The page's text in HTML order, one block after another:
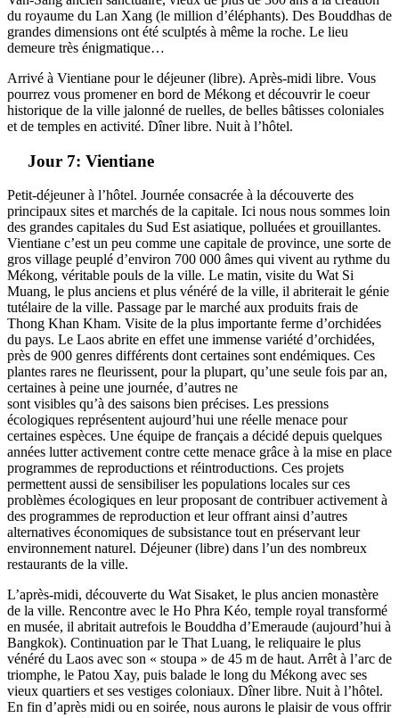
du royaume du Lan Xang (le million d’éléphants). Des Bouddhas de
grandes dimensions ont été sculptés à même la roche. Le lieu
demeure très énigmatique…
Arrivé à Vientiane pour le déjeuner (libre). Après-midi libre. Vous
pourrez vous promener en bord de Mékong et découvrir le coeur
historique de la ville jalonné de ruelles, de belles bâtisses coloniales
et de temples en activité. Dîner libre. Nuit à l’hôtel.
Jour 7: Vientiane
Petit-déjeuner à l’hôtel. Journée consacrée à la découverte des
principaux sites et marchés de la capitale. Ici nous nous sommes loin
des grandes capitales du Sud Est asiatique, polluées et grouillantes.
Vientiane c’est un peu comme une capitale de province, une sorte de
gros village peuplé d’environ 700 000 âmes qui vivent au rythme du
Mékong, véritable pouls de la ville. Le matin, visite du Wat Si
Muang, le plus anciens et plus vénéré de la ville, il abriterait le génie
tutélaire de la ville. Passage par le marché aux produits frais de
Thong Khan Kham. Visite de la plus importante ferme d’orchidées
du pays. Le Laos abrite en effet une immense variété d’orchidées,
près de 900 genres différents dont certaines sont endémiques. Ces
plantes rares ne fleurissent, pour la plupart, qu’une seule fois par an,
certaines à peine une journée, d’autres ne
sont visibles qu’à des saisons bien précises. Les pressions
écologiques représentent aujourd’hui une réelle menace pour
certaines espèces. Une équipe de français a décidé depuis quelques
années lutter activement contre cette menace grâce à la mise en place
programmes de reproductions et réintroductions. Ces projets
permettent aussi de sensibiliser les populations locales sur ces
problèmes écologiques en leur proposant de contribuer activement à
des programmes de reproduction et leur offrant ainsi d’autres
alternatives économiques de subsistance tout en préservant leur
environnement naturel. Déjeuner (libre) dans l’un des nombreux
restaurants de la ville.
L’après-midi, découverte du Wat Sisaket, le plus ancien monastère
de la ville. Rencontre avec le Ho Phra Kéo, temple royal transformé
en musée, il abritait autrefois le Bouddha d’Emeraude (aujourd’hui à
Bangkok). Continuation par le That Luang, le reliquaire le plus
vénéré du Laos avec son « stoupa » de 45 m de haut. Arrêt à l’arc de
triomphe, le Patou Xay, puis balade le long du Mékong avec ses
vieux quartiers et ses vestiges coloniaux. Dîner libre. Nuit à l’hôtel.
En fin d’après midi ou en soirée, nous aurons le plaisir de vous offrir